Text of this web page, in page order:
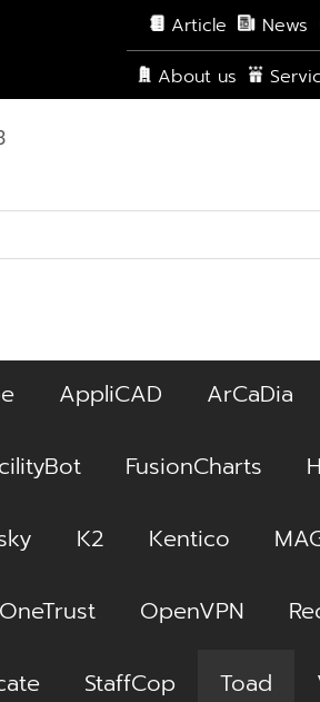
Article News
About us
AppliCAD ArCaDia
FusionCharts
K2 Kentico
OneTrust OpenVPN
StaffCop Toad